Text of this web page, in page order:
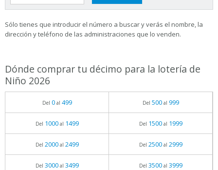
Sólo tienes que introducir el número a buscar y verás el nombre, la
dirección y teléfono de las administraciones que lo venden.
Dónde comprar tu décimo para la lotería de
Niño 2026
Del 0al 499 Del 500al 999
Del 1000al 1499 Del 1500al 1999
Del 2000al 2499 Del 2500al 2999
Del 3000al 3499 Del 3500al 3999